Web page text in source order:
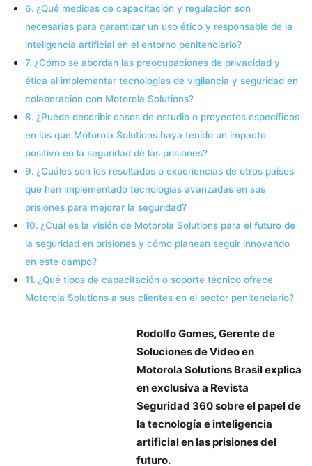
¿Qué medidas de capacitación y regulación son
necesarias para garantizar un uso ético y responsable de la
inteligencia artificial en el entorno penitenciario?
¿Cómo se abordan las preocupaciones de privacidad y
ética al implementar tecnologías de vigilancia y seguridad en
colaboración con Motorola Solutions?
¿Puede describir casos de estudio o proyectos específicos
en los que Motorola Solutions haya tenido un impacto
positivo en la seguridad de las prisiones?
¿Cuáles son los resultados o experiencias de otros países
que han implementado tecnologías avanzadas en sus
prisiones para mejorar la seguridad?
¿Cuál es la visión de Motorola Solutions para el futuro de
la seguridad en prisiones y cómo planean seguir innovando
en este campo?
¿Qué tipos de capacitación o soporte técnico ofrece
Motorola Solutions a sus clientes en el sector penitenciario?
Rodolfo Gomes, Gerente de
Soluciones de Video en
Motorola Solutions Brasil explica
en exclusiva a Revista
Seguridad 360 sobre el papel de
la tecnología e inteligencia
artificial en las prisiones del
futuro.